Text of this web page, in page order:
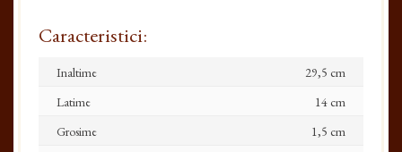
Caracteristici:
Inaltime
29,5 cm
Latime
14 cm
Grosime
1,5 cm